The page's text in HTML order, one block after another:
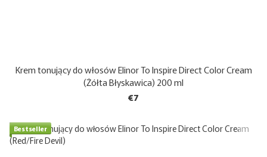
Krem tonujący do włosów Elinor To Inspire Direct Color Cream
(Żółta Błyskawica) 200 ml
€7
Bestseller